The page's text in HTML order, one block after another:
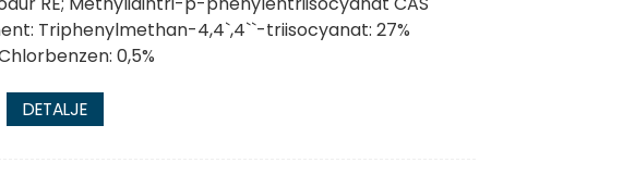
Triphenylmethan-4,4`,4``-triisocyanat: 27%
0,5%
DETALJE